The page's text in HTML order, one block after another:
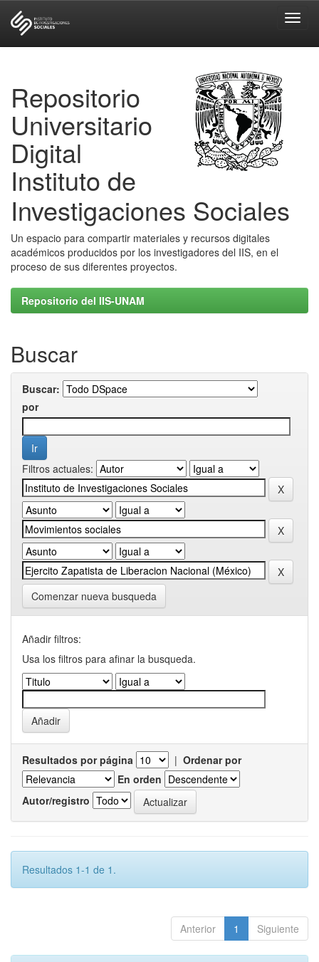
Repositorio
Universitario
Digital
Instituto de
Investigaciones Sociales
Un espacio para compartir materiales y recursos digitales
académicos producidos por los investigadores del IIS, en el
proceso de sus diferentes proyectos.
Repositorio del IIS-UNAM
Buscar
Buscar:
por
Filtros actuales:
Comenzar nueva busqueda
Añadir filtros:
Usa los filtros para afinar la busqueda.
Resultados por página | Ordenar por
En orden
Autor/registro
Resultados 1-1 de 1.
Anterior 1 Siguiente